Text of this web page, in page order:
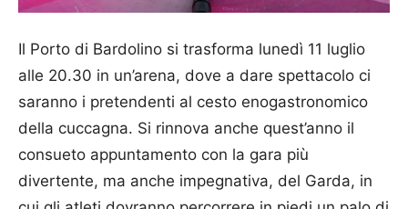
Il Porto di Bardolino si trasforma lunedì 11 luglio
alle 20.30 in un’arena, dove a dare spettacolo ci
saranno i pretendenti al cesto enogastronomico
della cuccagna. Si rinnova anche quest’anno il
consueto appuntamento con la gara più
divertente, ma anche impegnativa, del Garda, in